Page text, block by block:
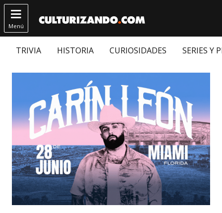

Menú
TRIVIA HISTORIA CURIOSIDADES SERIES Y